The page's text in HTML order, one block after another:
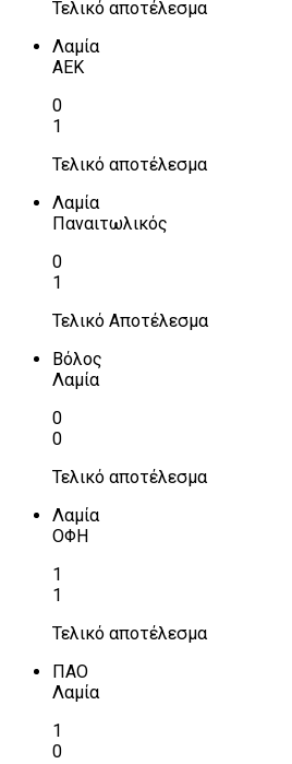
Τελικό αποτέλεσμα
Λαμία
ΑΕΚ
0
1
Τελικό αποτέλεσμα
Λαμία
Παναιτωλικός
0
1
Τελικό Αποτέλεσμα
Βόλος
Λαμία
0
0
Τελικό αποτέλεσμα
Λαμία
ΟΦΗ
1
1
Τελικό αποτέλεσμα
ΠΑΟ
Λαμία
1
0